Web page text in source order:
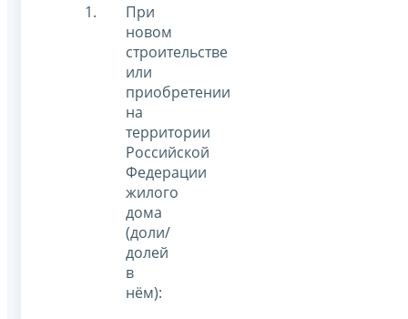
При
новом
строительстве
или
приобретении
на
территории
Российской
Федерации
жилого
дома
(доли/
долей
в
нём):